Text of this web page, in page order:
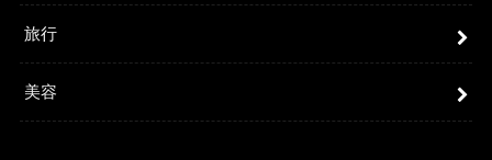
旅行
美容